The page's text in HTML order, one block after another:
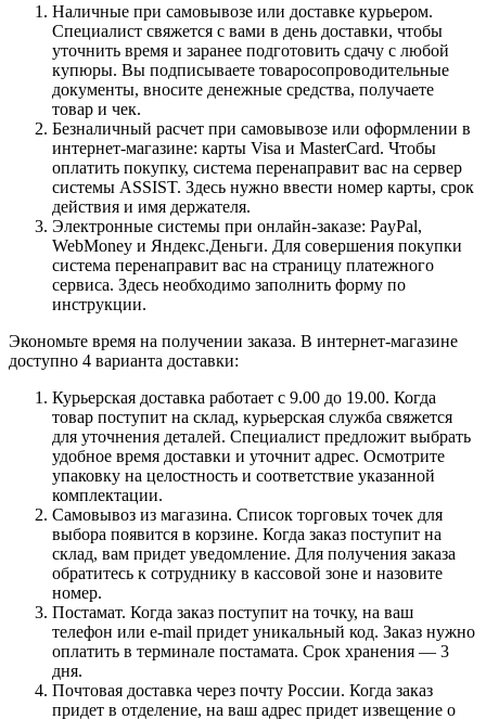
Наличные при самовывозе или доставке курьером.
Специалист свяжется с вами в день доставки, чтобы
уточнить время и заранее подготовить сдачу с любой
купюры. Вы подписываете товаросопроводительные
документы, вносите денежные средства, получаете
товар и чек.
Безналичный расчет при самовывозе или оформлении в
интернет-магазине: карты Visa и MasterCard. Чтобы
оплатить покупку, система перенаправит вас на сервер
системы ASSIST. Здесь нужно ввести номер карты, срок
действия и имя держателя.
Электронные системы при онлайн-заказе: PayPal,
WebMoney и Яндекс.Деньги. Для совершения покупки
система перенаправит вас на страницу платежного
сервиса. Здесь необходимо заполнить форму по
инструкции.
Экономьте время на получении заказа. В интернет-магазине
доступно 4 варианта доставки:
Курьерская доставка работает с 9.00 до 19.00. Когда
товар поступит на склад, курьерская служба свяжется
для уточнения деталей. Специалист предложит выбрать
удобное время доставки и уточнит адрес. Осмотрите
упаковку на целостность и соответствие указанной
комплектации.
Самовывоз из магазина. Список торговых точек для
выбора появится в корзине. Когда заказ поступит на
склад, вам придет уведомление. Для получения заказа
обратитесь к сотруднику в кассовой зоне и назовите
номер.
Постамат. Когда заказ поступит на точку, на ваш
телефон или e-mail придет уникальный код. Заказ нужно
оплатить в терминале постамата. Срок хранения — 3
дня.
Почтовая доставка через почту России. Когда заказ
придет в отделение, на ваш адрес придет извещение о